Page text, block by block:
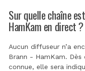
Sur quelle chaîne
HamKam en direct ?
Aucun diffuseur n’a
Brann - HamKam. Dès
connue, elle sera